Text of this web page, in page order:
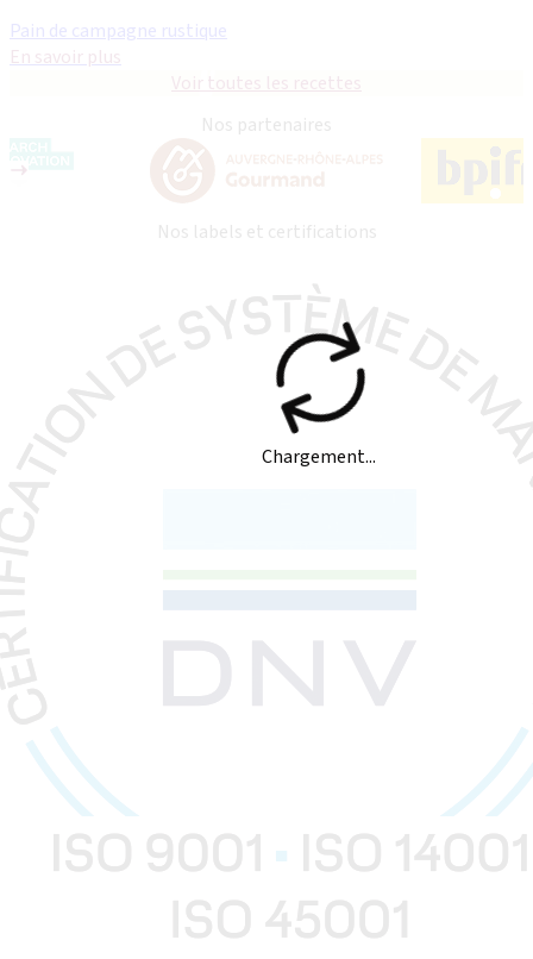
Pain de campagne rustique
En savoir plus
Voir toutes les recettes
Nos partenaires
Nos labels et certifications
Chargement...